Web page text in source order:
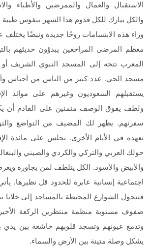
الاستقبال والعمال والممرضين والأطباء
والكل يبارك للكل قدوم هذا الشهر بنفوس
وراء هذه الابتسامات روحًا جديدة ونبضًا
معظم المرضى المراجعين يبدؤون حديثهم
المغرب تتجه إلى المسجد النبوي الشريف
مسجد الحي. عدد كبير من الناس من أجناس
يستقبلهم السعوديون وغيرهم على موائد
ولطف يفوق الوصف متمنين على القادم أن
سفرتهم. يظهر لك المضيف من التواضع
تعهده في الأيام الأخرى. تجلس على مائدة
حولك العربي والتركي والكردي والصيني
والأبيض والأسود. الكل يتلطف لمن يجاوره
اجتماعية إنسانية عابرة للحدود قل نظيرها.
فتتحول الشوارع المحيطة بالمساجد إلى
صفوف مستوية منظمة منتظرين الركعة
وتدمع عيونهم وتسجد قلوبهم خاشعة بين يدي
يشكل وصلة متينة بين الأرض والسماء.